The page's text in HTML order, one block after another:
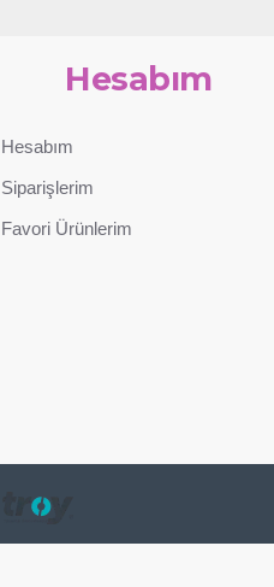
Hesabım
Hesabım
Siparişlerim
Favori Ürünlerim